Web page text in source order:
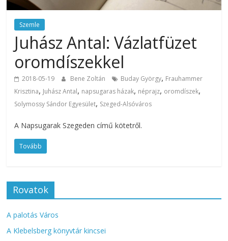
Szemle
Juhász Antal: Vázlatfüzet
oromdíszekkel
2018-05-19 Bene Zoltán Buday György, Frauhammer
Krisztina, Juhász Antal, napsugaras házak, néprajz, oromdíszek,
Solymossy Sándor Egyesület, Szeged-Alsóváros
A Napsugarak Szegeden című kötetről.
Tovább
Rovatok
A palotás Város
A Klebelsberg könyvtár kincsei